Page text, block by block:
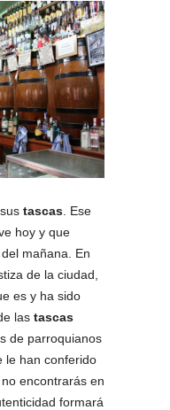
tascas . Ese
hoy y que
mañana. En
de la ciudad,
es y ha sido
las tascas
de parroquianos
le han conferido
encontrarás en
formará